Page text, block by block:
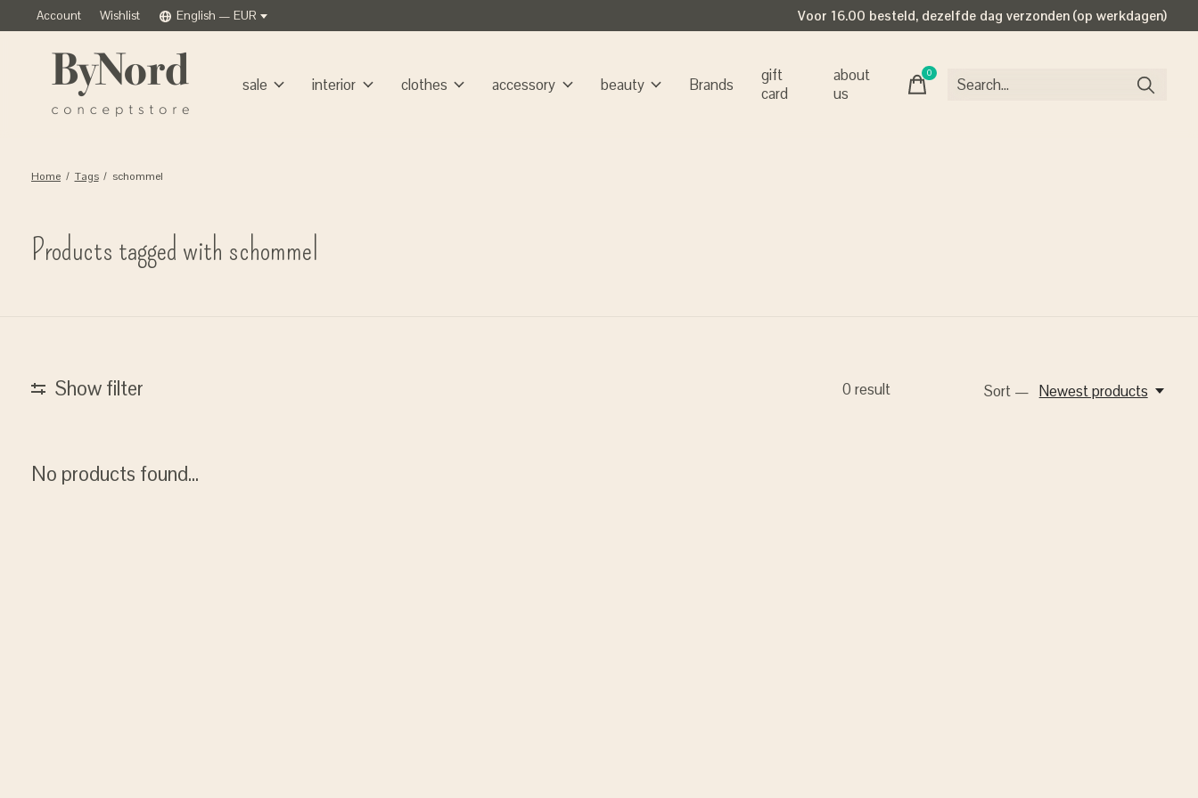
Account Wishlist English — EUR Voor 16.00 besteld, dezelfde dag verzonden (op werkdagen)
sale interior clothes accessory beauty Brands
gift
card
about
us
0items
Home / Tags / schommel
Products tagged with schommel
Show filter 0 result Sort — Newest products
No products found...